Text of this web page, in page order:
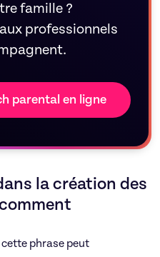
famille ?
professionnels
parental en ligne
la création des
cette phrase peut